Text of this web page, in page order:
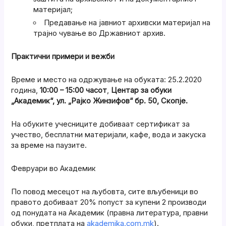
материјал;
Предавање на јавниот архивски материјал на
трајно чување во Државниот архив.
Практични примери и вежби
Време и место на одржување на обуката: 25.2.2020
година,10:00 – 15:00 часот, Центар за обуки
„Академик“, ул. „Рајко Жинзифов“ бр. 50, Скопје.
На обуките учесниците добиваат сертификат за
учество, бесплатни материјали, кафе, вода и закуска
за време на паузите.
Февруари во Академик
По повод месецот на љубовта, сите вљубеници во
правото добиваат 20% попуст за купени 2 производи
од пoнудата на Академик (правна литература, правни
обуки, претплата наakademika.com.mk).